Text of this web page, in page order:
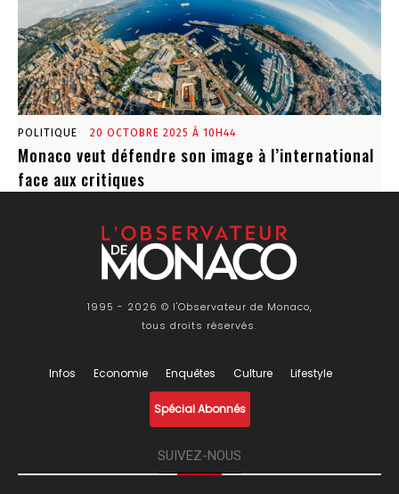
POLITIQUE 20 OCTOBRE 2025 À 10H44
Monaco veut défendre son image à l’international
face aux critiques
1995 - 2026 © l'Observateur de Monaco,
tous droits réservés.
Infos Economie Enquêtes Culture Lifestyle
Spécial Abonnés
SUIVEZ-NOUS